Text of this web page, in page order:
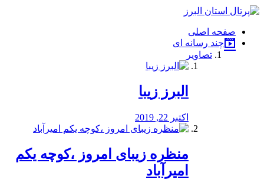
فصد
شرق
تهران
خشکشویی
صفحه اصلی
چند رسانه ای
تصاویر
البرز زیبا
اکتبر 22, 2019
منظره‌‌ زیبای امروز ،کوچه یکم
امیرآباد